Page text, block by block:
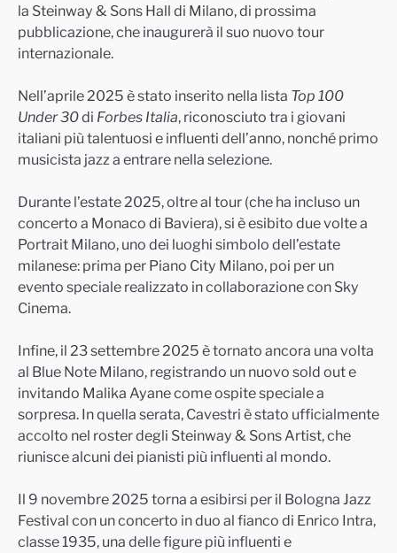
la Steinway & Sons Hall di Milano, di prossima
pubblicazione, che inaugurerà il suo nuovo tour
internazionale.
Nell’aprile 2025 è stato inserito nella lista Top 100
Under 30di Forbes Italia, riconosciuto tra i giovani
italiani più talentuosi e influenti dell’anno, nonché primo
musicista jazz a entrare nella selezione.
Durante l’estate 2025, oltre al tour (che ha incluso un
concerto a Monaco di Baviera), si è esibito due volte a
Portrait Milano, uno dei luoghi simbolo dell’estate
milanese: prima per Piano City Milano, poi per un
evento speciale realizzato in collaborazione con Sky
Cinema.
Infine, il 23 settembre 2025 è tornato ancora una volta
al Blue Note Milano, registrando un nuovo sold out e
invitando Malika Ayane come ospite speciale a
sorpresa. In quella serata, Cavestri è stato ufficialmente
accolto nel roster degli Steinway & Sons Artist, che
riunisce alcuni dei pianisti più influenti al mondo.
Il 9 novembre 2025 torna a esibirsi per il Bologna Jazz
Festival con un concerto in duo al fianco di Enrico Intra,
classe 1935, una delle figure più influenti e